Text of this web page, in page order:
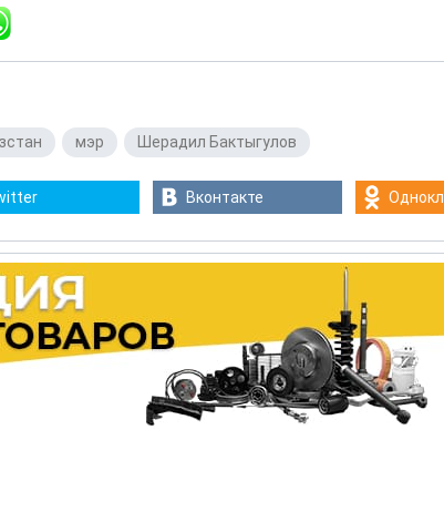
мэр Шерадил Бактыгулов
Вконтакте